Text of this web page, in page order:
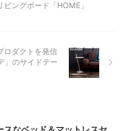
ビングボード「HOME」
ロダクトを発信
」のサイドテー